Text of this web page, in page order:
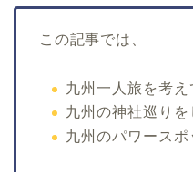
この記事では、
九州一人旅を考え
九州の神社巡りを
九州のパワース